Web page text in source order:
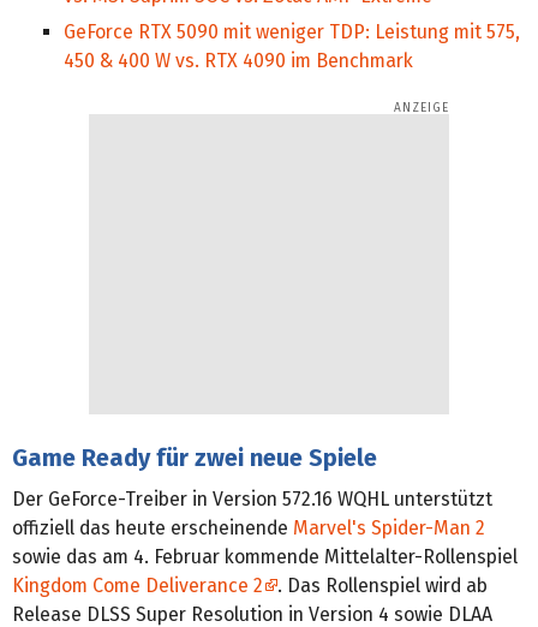
GeForce RTX 5090 mit weniger TDP: Leistung mit 575,
450 & 400 W vs. RTX 4090 im Benchmark
Game Ready für zwei neue Spiele
Der GeForce-Treiber in Version 572.16 WQHL unterstützt
offiziell das heute erscheinende Marvel's Spider-Man 2
sowie das am 4. Februar kommende Mittelalter-Rollenspiel
Kingdom Come Deliverance 2
. Das Rollenspiel wird ab
Release DLSS Super Resolution in Version 4 sowie DLAA